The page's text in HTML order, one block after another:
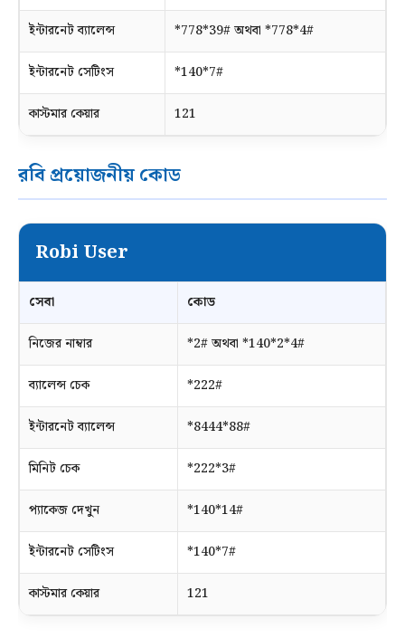
ইন্টারনেট ব্যালেন্স *778*39# অথবা *778*4#
ইন্টারনেট সেটিংস *140*7#
কাস্টমার কেয়ার 121
রবি প্রয়োজনীয় কোড
Robi User
সেবা কোড
নিজের নাম্বার *2# অথবা *140*2*4#
ব্যালেন্স চেক *222#
ইন্টারনেট ব্যালেন্স *8444*88#
মিনিট চেক *222*3#
প্যাকেজ দেখুন *140*14#
ইন্টারনেট সেটিংস *140*7#
কাস্টমার কেয়ার 121